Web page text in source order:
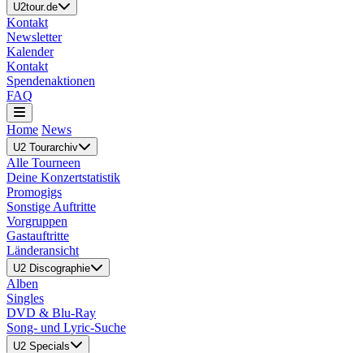
U2tour.de
Kontakt
Newsletter
Kalender
Kontakt
Spendenaktionen
FAQ
Home News
U2 Tourarchiv
Alle Tourneen
Deine Konzertstatistik
Promogigs
Sonstige Auftritte
Vorgruppen
Gastauftritte
Länderansicht
U2 Discographie
Alben
Singles
DVD & Blu-Ray
Song- und Lyric-Suche
U2 Specials